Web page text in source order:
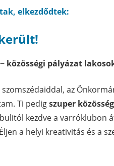
elkezdődtek:
− közösségi pályázat
az
Ti pedigszuper
kezdve a varróklubon
a helyi kreativitás és a